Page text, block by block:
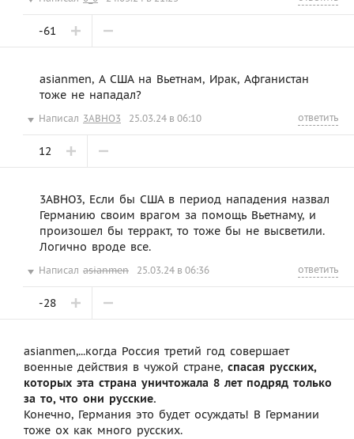
-61
asianmen, А США на Вьетнам, Ирак, Афганистан
тоже не нападал?
Написал 3ABHO3 25.03.24 в 06:10 ответить
12
3ABHO3, Если бы США в период нападения назвал
Германию своим врагом за помощь Вьетнаму, и
произошел бы терракт, то тоже бы не высветили.
Логично вроде все.
Написал asianmen 25.03.24 в 06:36 ответить
-28
asianmen,...когда Россия третий год совершает
военные действия в чужой стране, спасая русских,
которых эта страна уничтожала 8 лет подряд только
за то, что они русские.
Конечно, Германия это будет осуждать! В Германии
тоже ох как много русских.